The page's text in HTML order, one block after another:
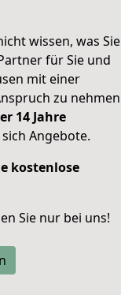
wissen, was Sie
für Sie und
mit einer
zu nehmen
14 Jahre
Angebote.
kostenlose
Sie nur bei uns!